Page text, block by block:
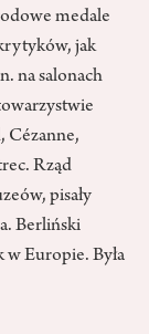
medale
jak
na salonach
Cézanne,
Rząd
pisały
Berliński
w Europie. Była